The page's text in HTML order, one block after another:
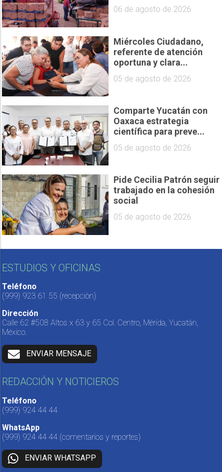
06 de agosto de 2026
Miércoles Ciudadano,
referente de atención
oportuna y clara...
05 de agosto de 2026
Comparte Yucatán con
Oaxaca estrategia
científica para preve...
05 de agosto de 2026
Pide Cecilia Patrón seguir
trabajado en la cohesión
social
05 de agosto de 2026
ESTUDIOS Y OFICINAS
Teléfono
(999) 923 61 55 (recepción)
Dirección
Calle 62 #508 Altos x 63 y 65 Col. Centro, Mérida, Yucatán,
México.
ENVIAR MENSAJE
REDACCIÓN Y NOTICIEROS
Teléfono
(999) 924 44 44
WhatsApp
(999) 924 44 44 (comentarios y reportes)
ENVIAR WHATSAPP